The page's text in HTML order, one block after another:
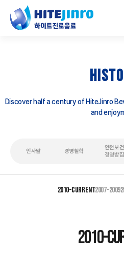
Discover half a century of HiteJinro
and
인사말 경영철학
안전보건
경영방침
2010-CURRENT2007-2009
2010-